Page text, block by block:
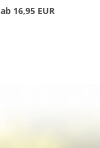
ab 16,95 EUR